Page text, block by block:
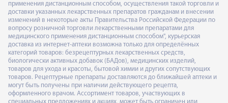
применения дистанционным способом, осуществления такой торговли и
доставки указанных лекарственных препаратов гражданам и внесении
изменений в некоторые акты Правительства Российской Федерации по
вопросу розничной торговли лекарственными препаратами для
медицинского применения дистанционным способом", курьерская
доставка из интернет-аптеки возможна только для определённых
категорий товаров: безрецептурных лекарственных средств,
биологически активных добавок (БАДов), медицинских изделий,
товаров для ухода и красоты, бытовой химии и других сопутствующих
товаров. Рецептурные препараты доставляются до ближайшей аптеки и
могут быть получены при наличии действующего рецепта,
оформленного врачом. Ассортимент товаров, участвующих в